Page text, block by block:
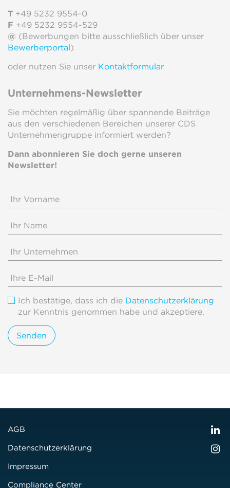
T +49 5232 9554-0
F +49 5232 9554-529
@ (Bewerbungen bitte ausschließlich über unser
Bewerberportal)
oder nutzen Sie unser Kontaktformular
Unternehmens-Newsletter
Sie möchten regelmäßig über spannende Beiträge
aus den verschiedenen Bereichen unserer CDS
Unternehmengruppe informiert werden?
Dann abonnieren Sie doch gerne unseren
Newsletter!
Ich bestätige, dass ich die Datenschutzerklärung
zur Kenntnis genommen habe und akzeptiere.
AGB
Datenschutzerklärung
Impressum
Compliance Center